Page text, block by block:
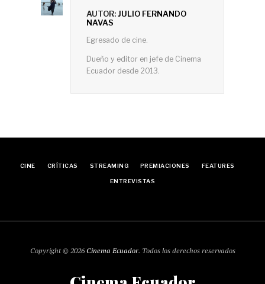
AUTOR:JULIO FERNANDO
NAVAS
Egresado de cine.
Dueño y editor en jefe de Cinema
Ecuador desde 2013.
CINE CRÍTICAS STREAMING PREMIACIONES FEATURES
ENTREVISTAS
Copyright © 2026Cinema Ecuador. Todos los derechos reservados